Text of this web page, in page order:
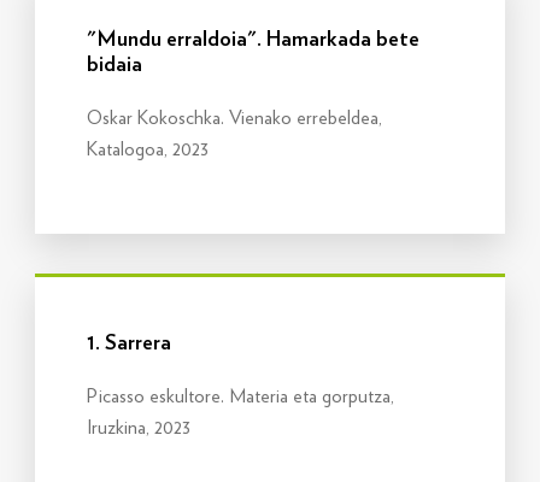
"Mundu erraldoia". Hamarkada bete
bidaia
Oskar Kokoschka. Vienako errebeldea,
Katalogoa, 2023
1. Sarrera
Picasso eskultore. Materia eta gorputza,
Iruzkina, 2023